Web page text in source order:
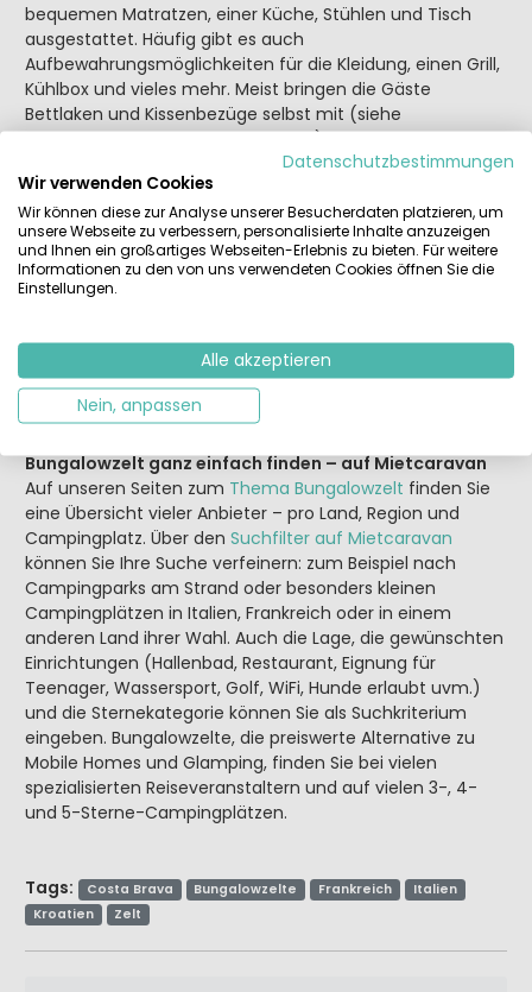
bequemen Matratzen, einer Küche, Stühlen und Tisch
ausgestattet. Häufig gibt es auch
Aufbewahrungsmöglichkeiten für die Kleidung, einen Grill,
Kühlbox und vieles mehr. Meist bringen die Gäste
Bettlaken und Kissenbezüge selbst mit (siehe
Detailbeschreibungen der Anbieter). Und Wasser zum
Kochen, Dusche und WC? Das bieten die Campingplätze,
auf denen die Bungalowzelte aufgebaut sind. Meist sind
es nur ein paar Schritte zu gepflegten Sanitäranlagen,
Wasch- und Abwaschgelegenheiten.Ein wichtiger
Vorteil für Urlauber mit HundIn vielen Mobilheimen und
Glamping Lodges ist es nicht erlaubt, seinen Hund
In Bungalowzelten sind hingegen oft Hunde erlaubt –
insbesondere, wenn auch der gesamte Campingplatz
Hunde willkommen heißt. Familien mit Hund haben also
viel mehr Wahlmöglichkeiten, wenn Sie nach einem
Bungalowzelt ganz einfach finden – auf Mietcaravan
Auf unseren Seiten zum Thema Bungalowzelt finden Sie
eine Übersicht vieler Anbieter – pro Land, Region und
Campingplatz. Über den Suchfilter auf Mietcaravan
können Sie Ihre Suche verfeinern: zum Beispiel nach
Campingparks am Strand oder besonders kleinen
Campingplätzen in Italien, Frankreich oder in einem
anderen Land ihrer Wahl. Auch die Lage, die gewünschten
Einrichtungen (Hallenbad, Restaurant, Eignung für
Teenager, Wassersport, Golf, WiFi, Hunde erlaubt uvm.)
und die Sternekategorie können Sie als Suchkriterium
eingeben. Bungalowzelte, die preiswerte Alternative zu
Mobile Homes und Glamping, finden Sie bei vielen
spezialisierten Reiseveranstaltern und auf vielen 3-, 4-
und 5-Sterne-Campingplätzen.
Tags: Costa Brava Bungalowzelte Frankreich
Italien
Kroatien
Zelt
Datenschutzbestimmungen
Wir verwenden Cookies
Wir können diese zur Analyse unserer Besucherdaten platzieren, um
unsere Webseite zu verbessern, personalisierte Inhalte anzuzeigen
und Ihnen ein großartiges Webseiten-Erlebnis zu bieten. Für weitere
Informationen zu den von uns verwendeten Cookies öffnen Sie die
Einstellungen.
Alle akzeptieren
Nein, anpassen